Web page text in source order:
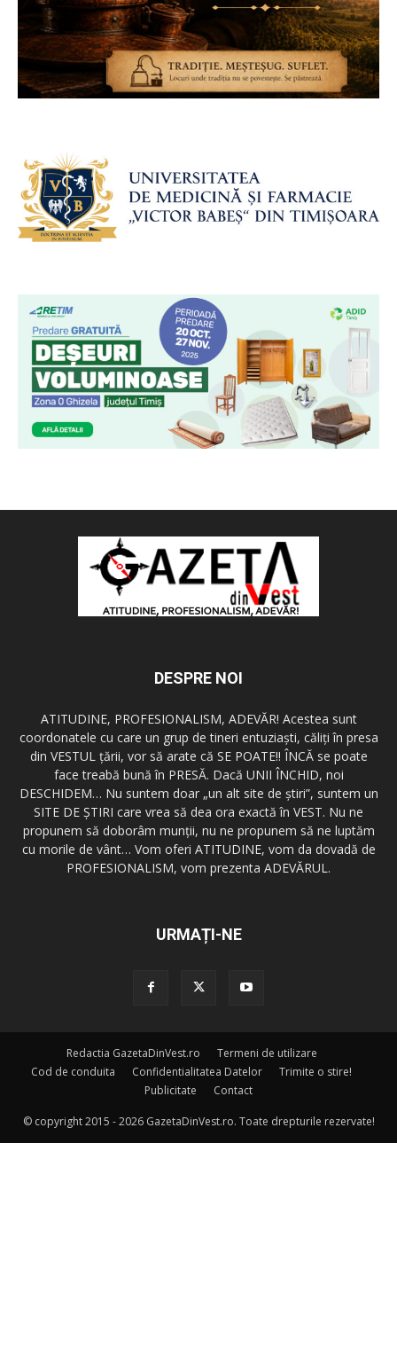
DESPRE NOI
ATITUDINE, PROFESIONALISM, ADEVĂR! Acestea sunt
coordonatele cu care un grup de tineri entuziaşti, căliţi în presa
din VESTUL ţării, vor să arate că SE POATE!! ÎNCĂ se poate
face treabă bună în PRESĂ. Dacă UNII ÎNCHID, noi
cu morile de vânt… Vom oferi ATITUDINE, vom da dovadă de
URMAȚI-NE
Redactia GazetaDinVest.ro
Termeni de utilizare
Cod de conduita
Confidentialitatea Datelor
Trimite o stire!
Publicitate
Contact
© copyright 2015 - 2026 GazetaDinVest.ro. Toate drepturile rezervate!